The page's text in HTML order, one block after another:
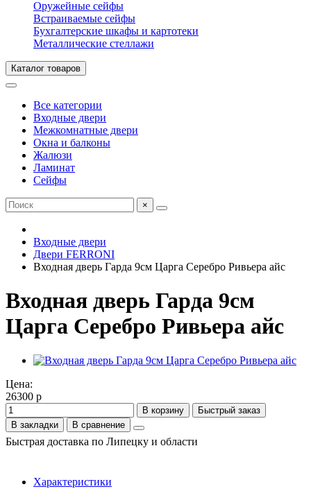
Оружейные сейфы
Встраиваемые сейфы
Бухгалтерские шкафы и картотеки
Металлические стеллажи
Каталог товаров
Все категории
Входные двери
Межкомнатные двери
Окна и балконы
Жалюзи
Ламинат
Сейфы
×
Входные двери
Двери FERRONI
Входная дверь Гарда 9см Царга Серебро Ривьера айс
Входная дверь Гарда 9см
Царга Серебро Ривьера айс
Цена:
26300 р
В корзину
Быстрый заказ
В закладки
В сравнение
Быстрая доставка по Липецку и области
Характеристики